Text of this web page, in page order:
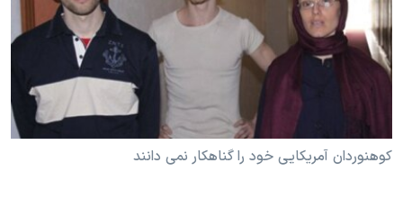
فرهنگ و زندگی
حقوق شهروندی
اسرائیل در جنگ
مستندها
انتخابات ریاست جمهوری آمریکا ۲۰۲۴
ورزش زنان در ایران
دنبال کنید
زبانهای مختلف
کوهنوردان آمریکایی خود را گناهکار نمی دانند